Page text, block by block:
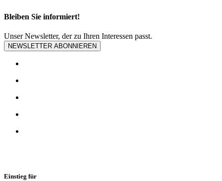
Bleiben Sie informiert!
Unser Newsletter, der zu Ihren Interessen passt.
NEWSLETTER ABONNIEREN
Einstieg für